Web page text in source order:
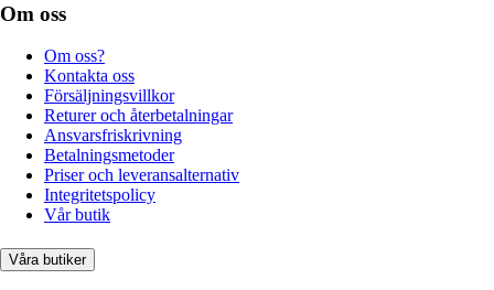
Om oss
Om oss?
Kontakta oss
Försäljningsvillkor
Returer och återbetalningar
Ansvarsfriskrivning
Betalningsmetoder
Priser och leveransalternativ
Integritetspolicy
Vår butik
Våra butiker